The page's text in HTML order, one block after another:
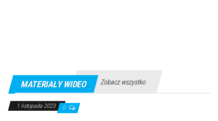
MATERIAŁY WIDEO Zobacz wszystko
1 listopada 2023 0